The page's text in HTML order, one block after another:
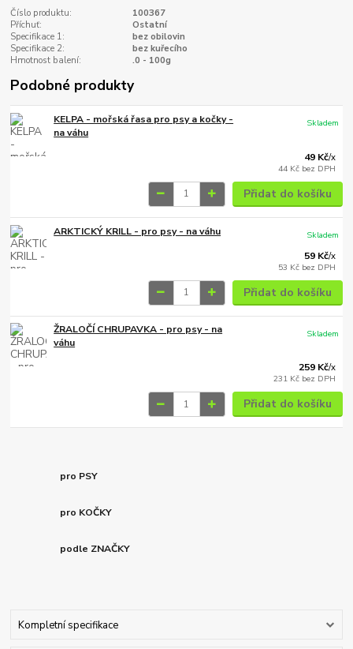
Číslo produktu:
100367
Příchuť:
Ostatní
Specifikace 1:
bez obilovin
Specifikace 2:
bez kuřecího
Hmotnost balení:
.0 - 100g
Podobné produkty
KELPA - mořská řasa pro psy a kočky -
na váhu
49 Kč/x
44 Kč bez DPH
Skladem
Přidat do košíku
ARKTICKÝ KRILL - pro psy - na váhu
59 Kč/x
53 Kč bez DPH
Skladem
Přidat do košíku
ŽRALOČÍ CHRUPAVKA - pro psy - na
váhu
259 Kč/x
231 Kč bez DPH
Skladem
Přidat do košíku
pro PSY
pro KOČKY
podle ZNAČKY
Kompletní specifikace